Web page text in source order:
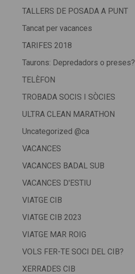
TALLERS DE POSADA A PUNT
Tancat per vacances
TARIFES 2018
Taurons: Depredadors o preses?
TELÈFON
TROBADA SOCIS I SÒCIES
ULTRA CLEAN MARATHON
Uncategorized @ca
VACANCES
VACANCES BADAL SUB
VACANCES D'ESTIU
VIATGE CIB
VIATGE CIB 2023
VIATGE MAR ROIG
VOLS FER-TE SOCI DEL CIB?
XERRADES CIB